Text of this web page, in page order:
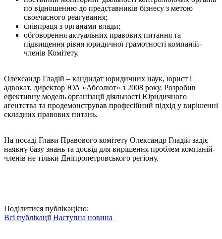
по відношенню до представників бізнесу з метою
своєчасного реагування;
співпраця з органами влади;
обговорення актуальних правових питання та
підвищення рівня юридичної грамотності компаній-
членів Комітету.
Олександр Гладій – кандидат юридичних наук, юрист і
адвокат, директор ЮА «Абсолют» з 2008 року. Розробив
ефективну модель організації діяльності Юридичного
агентства та продемонстрував професійний підхід у вирішенні
складних правових питань.
На посаді Глави Правового комітету Олександр Гладій задіє
наявну базу знань та досвід для вирішення проблем компаній-
членів не тільки Дніпропетровського регіону.
Поділитися публікацією:
Всі публікації Наступна новина